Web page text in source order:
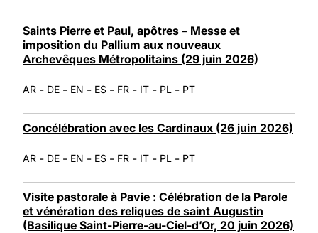
Saints Pierre et Paul, apôtres – Messe et
imposition du Pallium aux nouveaux
Archevêques Métropolitains (29 juin 2026)
AR - DE - EN - ES - FR - IT - PL - PT
Concélébration avec les Cardinaux (26 juin 2026)
AR - DE - EN - ES - FR - IT - PL - PT
Visite pastorale à Pavie : Célébration de la Parole
et vénération des reliques de saint Augustin
(Basilique Saint-Pierre-au-Ciel-d’Or, 20 juin 2026)